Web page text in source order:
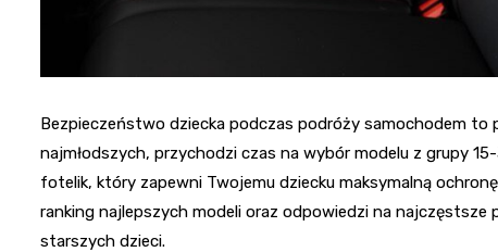
Bezpieczeństwo dziecka podczas podróży samochodem
najmłodszych, przychodzi czas na wybór modelu z grupy
fotelik, który zapewni Twojemu dziecku maksymalną
ranking najlepszych modeli oraz odpowiedzi na
starszych dzieci.